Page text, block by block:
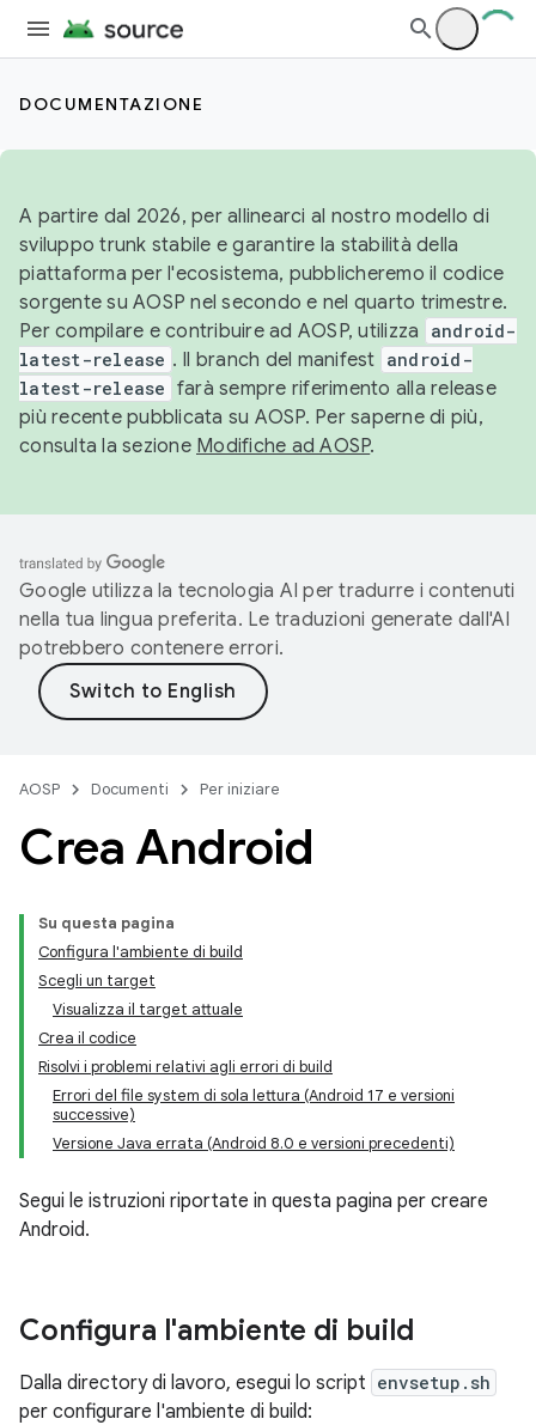
DOCUMENTAZIONE
A partire dal 2026, per allinearci al nostro modello di
sviluppo trunk stabile e garantire la stabilità della
piattaforma per l'ecosistema, pubblicheremo il codice
sorgente su AOSP nel secondo e nel quarto trimestre.
Per compilare e contribuire ad AOSP, utilizza
android-
latest-release . Il branch del manifest android-
latest-release farà sempre riferimento alla release
più recente pubblicata su AOSP. Per saperne di più,
consulta la sezione Modifiche ad AOSP.
Google utilizza la tecnologia AI per tradurre i contenuti
nella tua lingua preferita. Le traduzioni generate dall'AI
potrebbero contenere errori.
AOSP Documenti Per iniziare
Crea Android
Su questa pagina
Configura l'ambiente di build
Scegli un target
Visualizza il target attuale
Crea il codice
Risolvi i problemi relativi agli errori di build
Errori del file system di sola lettura (Android 17 e versioni
successive)
Versione Java errata (Android 8.0 e versioni precedenti)
Segui le istruzioni riportate in questa pagina per creare
Android.
Configura l'ambiente di build
Dalla directory di lavoro, esegui lo script envsetup.sh
per configurare l'ambiente di build: